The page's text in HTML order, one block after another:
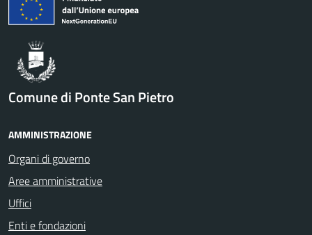
Comune di Ponte San Pietro
AMMINISTRAZIONE
Organi di governo
Aree amministrative
Uffici
Enti e fondazioni